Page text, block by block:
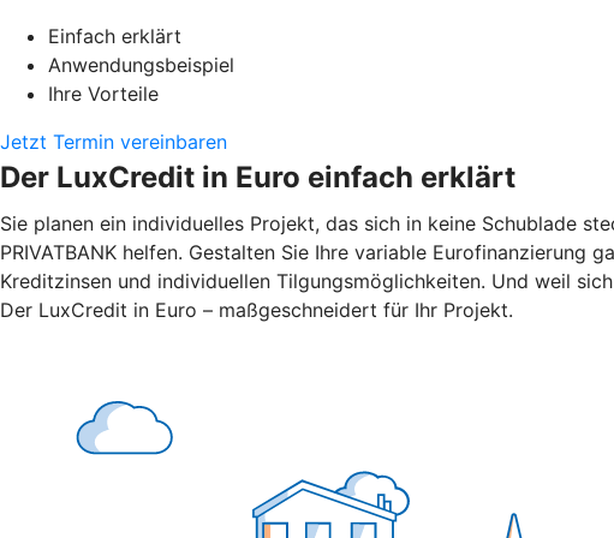
Einfach erklärt
Anwendungsbeispiel
Ihre Vorteile
Jetzt Termin vereinbaren
Der LuxCredit in Euro einfach erklärt
Sie planen ein individuelles Projekt, das sich in keine Schublade
PRIVATBANK helfen. Gestalten Sie Ihre variable Eurofinanzierung
Kreditzinsen und individuellen Tilgungsmöglichkeiten. Und weil
Der LuxCredit in Euro – maßgeschneidert für Ihr Projekt.